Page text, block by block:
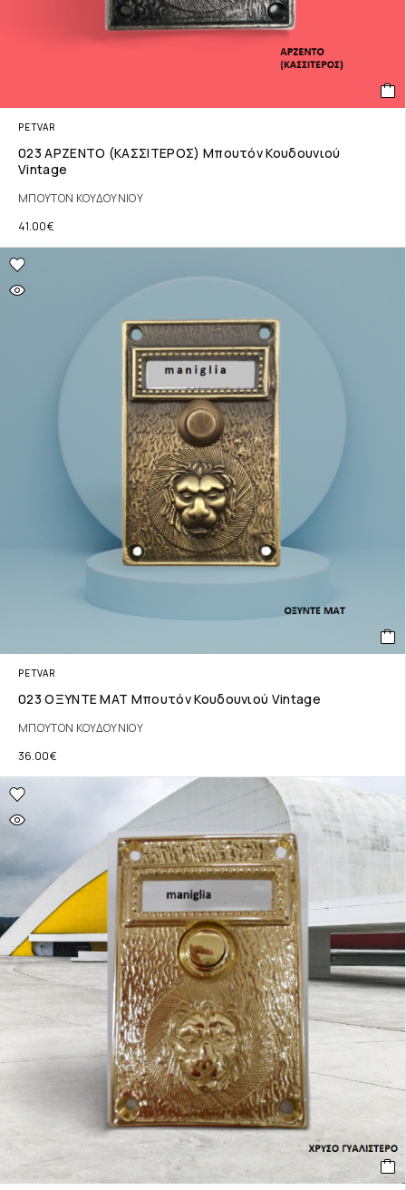
PETVAR
023 ΑΡΖΕΝΤΟ (ΚΑΣΣΙΤΕΡΟΣ) Μπουτόν Κουδουνιού
Vintage
ΜΠΟΥΤΟΝ ΚΟΥΔΟΥΝΙΟΥ
41.00€
PETVAR
023 ΟΞΥΝΤΕ ΜΑΤ Μπουτόν Κουδουνιού Vintage
ΜΠΟΥΤΟΝ ΚΟΥΔΟΥΝΙΟΥ
36.00€